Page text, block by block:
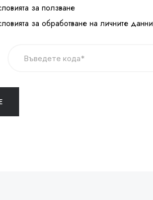
за ползване
за обработване на личните данни